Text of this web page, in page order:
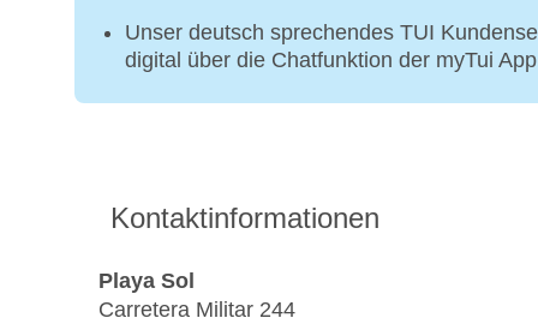
Unser deutsch sprechendes TUI
digital über die Chatfunktion der myTui
Kontaktinformationen
Playa Sol
Carretera Militar 244